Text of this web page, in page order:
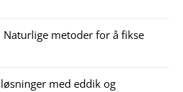
metoder for å fikse
med eddik og